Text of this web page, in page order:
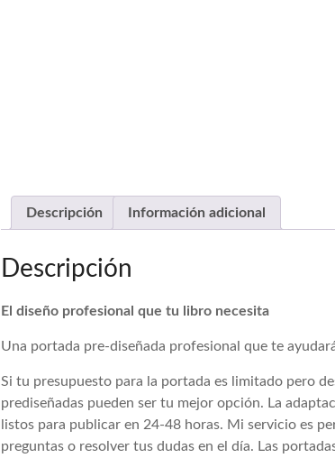
Descripción Información adicional
Descripción
El diseño profesional que tu libro necesita
Una portada pre-diseñada profesional que te
Si tu presupuesto para la portada es limitado pero
prediseñadas pueden ser tu mejor opción. La
listos para publicar en 24-48 horas. Mi servicio es
preguntas o resolver tus dudas en el día. Las